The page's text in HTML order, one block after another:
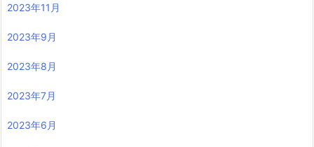
2023年11月
2023年9月
2023年8月
2023年7月
2023年6月